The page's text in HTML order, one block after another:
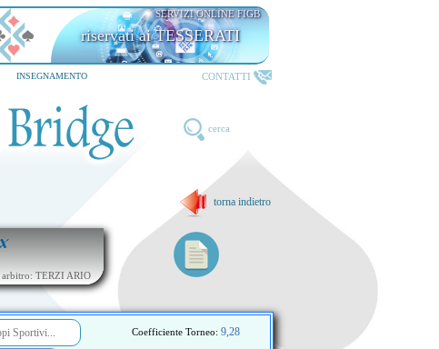
SERVIZI ONLINE FIGB
riservati ai TESSERATI
INSEGNAMENTO CONTATTI
cerca
torna indietro
arbitro: TERZI ARIO
Coefficiente Torneo: 9,28